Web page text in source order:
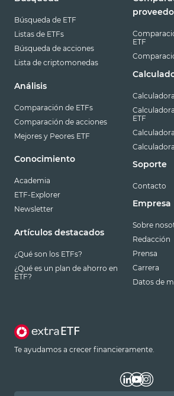
Búsqueda de ETF
Listas de ETFs
Búsqueda de acciones
Lista de criptomonedas
Análisis
Comparación de ETFs
Comparación de acciones
Mejores y Peores ETF
Conocimiento
Academia
ETF-Explorer
Newsletter
Artículos destacados
¿Qué son los ETFs?
¿Qué es un plan de ahorro en
ETF?
ETF
ETF
Soporte
Contacto
Empresa
Sobre
Redacción
Prensa
Carrera
Datos de
Te ayudamos a crecer financieramente.